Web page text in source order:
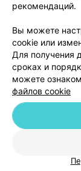
© 2026 ООО «Артокс
рекомендаций.
Вы можете
cookie или
Для получения
сроках и
можете
файлов cookie